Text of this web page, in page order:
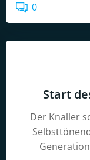
0
Start
Der Knaller